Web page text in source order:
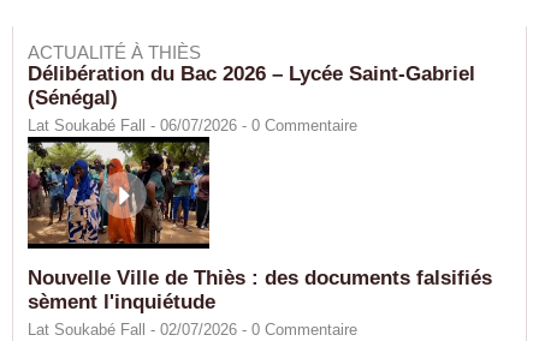
ACTUALITÉ À THIÈS
Délibération du Bac 2026 – Lycée Saint-Gabriel
(Sénégal)
Lat Soukabé Fall - 06/07/2026 - 0 Commentaire
Nouvelle Ville de Thiès : des documents falsifiés
sèment l'inquiétude
Lat Soukabé Fall - 02/07/2026 - 0 Commentaire